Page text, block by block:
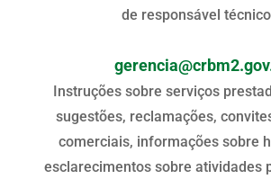
de responsável
Instruções sobre serviços
sugestões, reclamações,
comerciais, informações sobre
esclarecimentos sobre atividades